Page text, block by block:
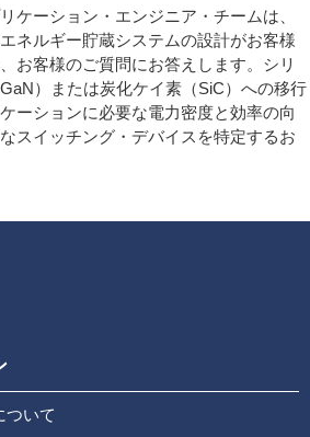
ケーション・エンジニア・チームは、
ネルギー貯蔵システムの設計がお客様
お客様のご質問にお答えします。シリ
）または炭化ケイ素（SiC）への移行
ーションに必要な電力密度と効率の向
スイッチング・デバイスを特定するお
ついて